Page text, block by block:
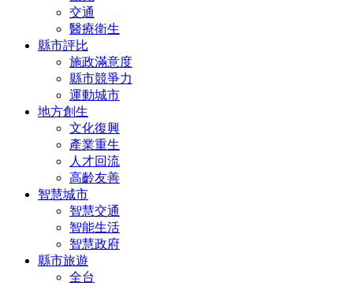
交通
醫療衛生
縣市評比
施政滿意度
縣市競爭力
運動城市
地方創生
文化復興
產業重生
人才回流
高齡友善
智慧城市
智慧交通
智能生活
智慧政府
縣市旅遊
全台